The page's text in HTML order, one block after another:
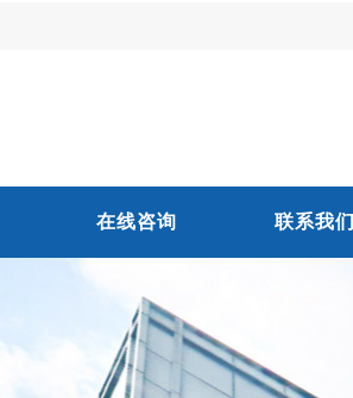
在线咨询 联系我们